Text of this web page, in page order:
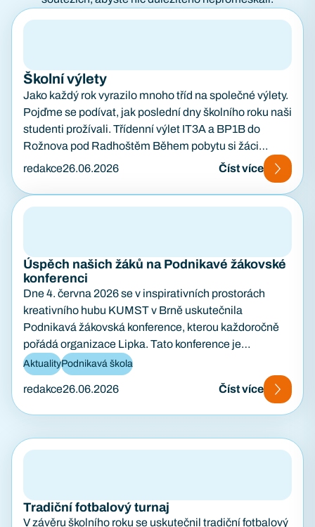
Školní výlety
Jako každý rok vyrazilo mnoho tříd na společné výlety.
Pojďme se podívat, jak poslední dny školního roku naši
studenti prožívali. Třídenní výlet IT3A a BP1B do
Rožnova pod Radhoštěm Během pobytu si žáci
prohlédli samotný Rožnov pod Radhoštěm i místní
pivovar. Absolvovali také túru z Pusteven přes Stezku
Valaška, kolem sochy Radegasta a přes vrchol
Radhošť až do kempu. V něm byli ubytováni v
od koupání až…
redakce26.06.2026 Číst více
Úspěch našich žáků na Podnikavé žákovské
konferenci
Dne 4. června 2026 se v inspirativních prostorách
kreativního hubu KUMST v Brně uskutečnila
Podnikavá žákovská konference, kterou každoročně
pořádá organizace Lipka. Tato konference je
zaměřena na podporu podnikavosti, kreativity…
AktualityPodnikavá škola
redakce26.06.2026 Číst více
Tradiční fotbalový turnaj
V závěru školního roku se uskutečnil tradiční fotbalový